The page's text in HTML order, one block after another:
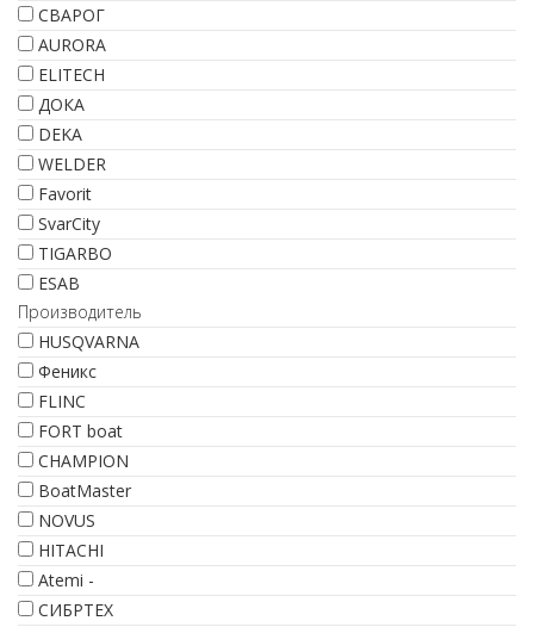
СВАРОГ
AURORA
ELITECH
ДОКА
DEKA
WELDER
Favorit
SvarCity
TIGARBO
ESAB
Производитель
HUSQVARNA
Феникс
FLINC
FORT boat
CHAMPION
BoatMaster
NOVUS
HITACHI
Atemi -
СИБРТЕХ